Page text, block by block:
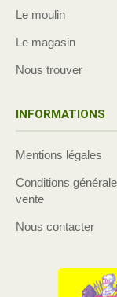
Le moulin
Le magasin
Nous trouver
INFORMATIONS
Mentions légales
Conditions
vente
Nous contacter